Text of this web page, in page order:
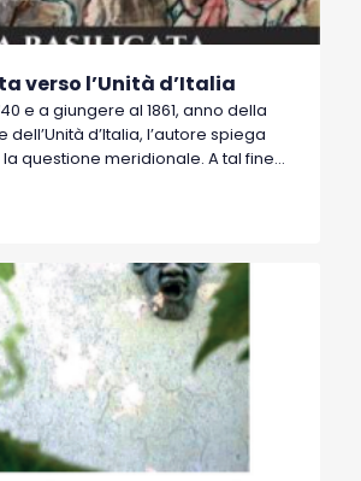
verso l’Unità d’Italia
e a giungere al 1861, anno della
d’Italia, l’autore spiega
questione meridionale. A tal fine
con particolare riferimento alla